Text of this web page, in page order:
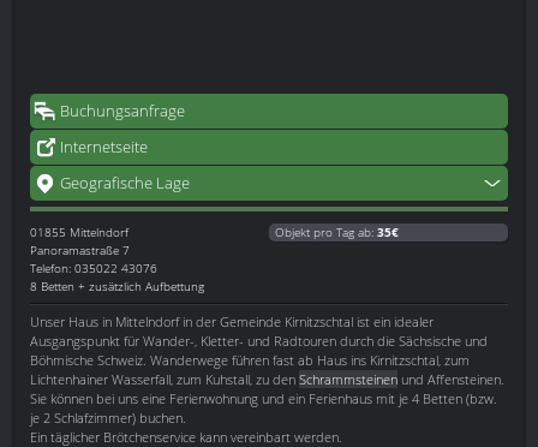
Buchungsanfrage
Internetseite
Geografische Lage
01855 Mittelndorf
Panoramastraße 7
Telefon: 035022 43076
8 Betten + zusätzlich Aufbettung
Objekt pro Tag ab: 35€
Unser Haus in Mittelndorf in der Gemeinde Kirnitzschtal ist ein idealer
Ausgangspunkt für Wander-, Kletter- und Radtouren durch die Sächsische und
Böhmische Schweiz. Wanderwege führen fast ab Haus ins Kirnitzschtal, zum
Lichtenhainer Wasserfall, zum Kuhstall, zu den Schrammsteinen und Affensteinen.
Sie können bei uns eine Ferienwohnung und ein Ferienhaus mit je 4 Betten (bzw.
je 2 Schlafzimmer) buchen.
Ein täglicher Brötchenservice kann vereinbart werden.